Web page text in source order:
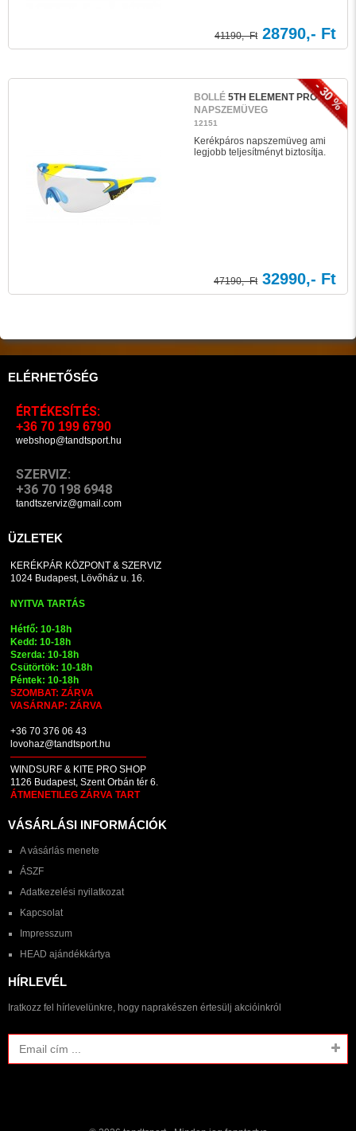
41190,- Ft 28790,- Ft
- 30 %
BOLLÉ 5TH ELEMENT PRO
NAPSZEMÜVEG
12151
Kerékpáros napszemüveg ami
legjobb teljesítményt biztosítja.
47190,- Ft 32990,- Ft
ELÉRHETŐSÉG
ÉRTÉKESÍTÉS:
+36 70 199 6790
webshop@tandtsport.hu
SZERVIZ:
+36 70 198 6948
tandtszerviz@gmail.com
ÜZLETEK
KERÉKPÁR KÖZPONT & SZERVIZ
1024 Budapest, Lövőház u. 16.
NYITVA TARTÁS
Hétfő: 10-18h
Kedd: 10-18h
Szerda: 10-18h
Csütörtök: 10-18h
Péntek: 10-18h
SZOMBAT: ZÁRVA
VASÁRNAP: ZÁRVA
+36 70 376 06 43
lovohaz@tandtsport.hu
WINDSURF & KITE PRO SHOP
1126 Budapest, Szent Orbán tér 6.
ÁTMENETILEG ZÁRVA TART
VÁSÁRLÁSI INFORMÁCIÓK
A vásárlás menete
ÁSZF
Adatkezelési nyilatkozat
Kapcsolat
Impresszum
HEAD ajándékkártya
HÍRLEVÉL
Iratkozz fel hírlevelünkre, hogy naprakészen értesülj akcióinkról